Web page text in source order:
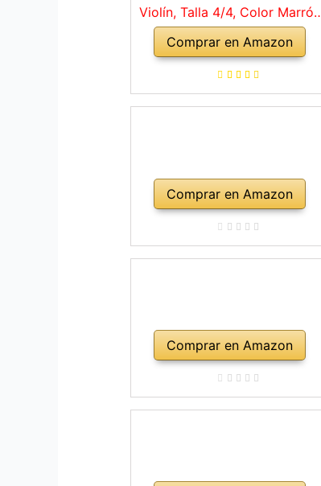
Violín, Talla 4/4, Color Marrón
Rojo
Comprar en Amazon
Comprar en Amazon
Comprar en Amazon